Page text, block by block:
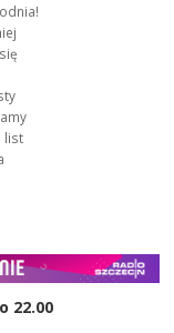
list
22.00